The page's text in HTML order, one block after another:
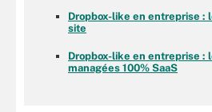
Dropbox-like en entreprise :
site
Dropbox-like en entreprise :
managées 100% SaaS